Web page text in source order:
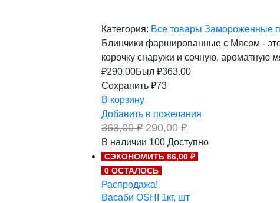
Категория: Все товары Замороженные
Блинчики фаршированные с Мясом -
корочку снаружи и сочную, ароматную
₽290.00Был ₽363.00
Сохранить ₽73
В корзину
Добавить в пожелания
363,00₽ Первоначальная
цена
составляла
363,00 ₽.
290,00 ₽Текущая
цена:
290,00 ₽.
В наличии 100 Доступно
СЭКОНОМИТЬ 86,00 ₽
0 ОСТАЛОСЬ
Распродажа!
Васаби OSHI 1кг, шт